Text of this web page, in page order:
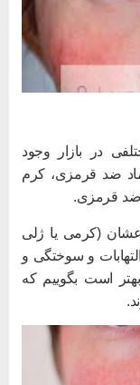
در بازار وجود
ضد قرمزی، کرم
قرمزی.
(کرمی یا ژلی
و سوختگی و
است بگوییم که